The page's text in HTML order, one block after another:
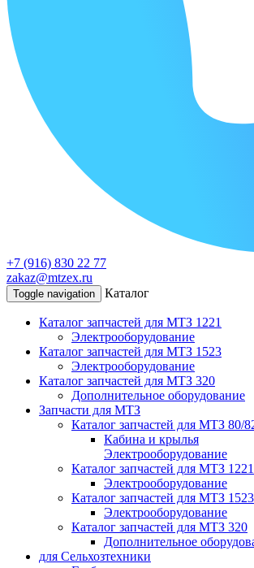
+7 (916) 830 22 77
zakaz@mtzex.ru
Toggle navigation Каталог
Каталог запчастей для МТЗ 1221
Электрооборудование
Каталог запчастей для МТЗ 1523
Электрооборудование
Каталог запчастей для МТЗ 320
Дополнительное оборудование
Запчасти для МТЗ
Каталог запчастей для МТЗ 80/
Кабина и крылья
Электрооборудование
Каталог запчастей для МТЗ 1221
Электрооборудование
Каталог запчастей для МТЗ 1523
Электрооборудование
Каталог запчастей для МТЗ 320
Дополнительное
для Сельхозтехники